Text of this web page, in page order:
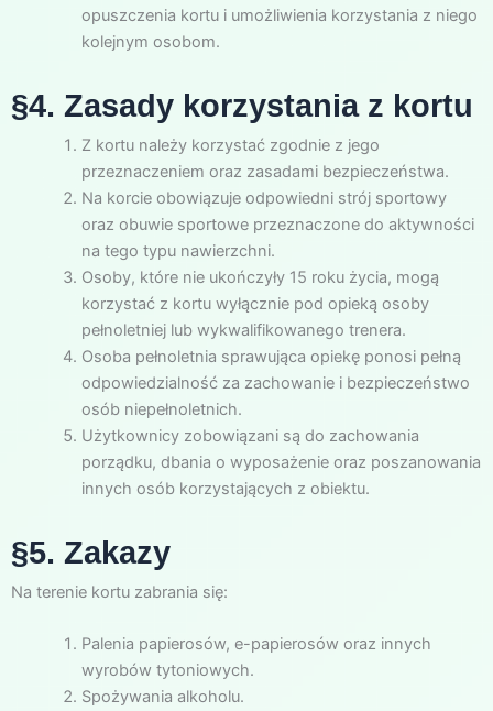
opuszczenia kortu i umożliwienia korzystania z niego
kolejnym osobom.
§4. Zasady korzystania z kortu
Z kortu należy korzystać zgodnie z jego
przeznaczeniem oraz zasadami bezpieczeństwa.
Na korcie obowiązuje odpowiedni strój sportowy
oraz obuwie sportowe przeznaczone do aktywności
na tego typu nawierzchni.
Osoby, które nie ukończyły 15 roku życia, mogą
korzystać z kortu wyłącznie pod opieką osoby
pełnoletniej lub wykwalifikowanego trenera.
Osoba pełnoletnia sprawująca opiekę ponosi pełną
odpowiedzialność za zachowanie i bezpieczeństwo
osób niepełnoletnich.
Użytkownicy zobowiązani są do zachowania
porządku, dbania o wyposażenie oraz poszanowania
innych osób korzystających z obiektu.
§5. Zakazy
Na terenie kortu zabrania się:
Palenia papierosów, e-papierosów oraz innych
wyrobów tytoniowych.
Spożywania alkoholu.